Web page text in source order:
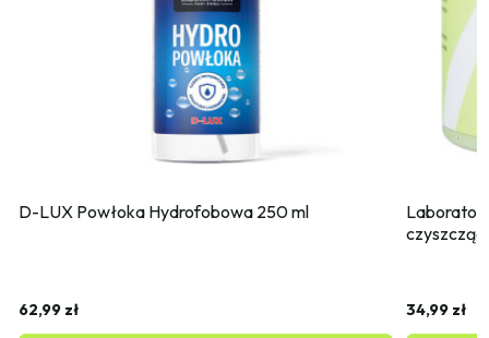
D-LUX Powłoka Hydrofobowa 250 ml
62,99 zł 34,99 zł